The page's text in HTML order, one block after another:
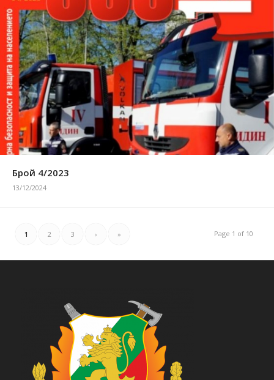
Брой 4/2023
13/12/2024
Page 1 of 10
1 2 3 › »